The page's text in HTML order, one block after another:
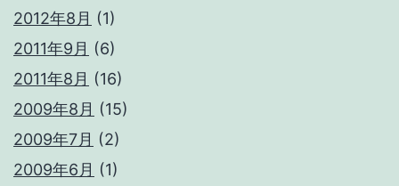
2012年8月 (1)
2011年9月 (6)
2011年8月 (16)
2009年8月 (15)
2009年7月 (2)
2009年6月 (1)